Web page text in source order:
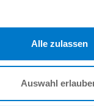
Alle zulassen
Auswahl